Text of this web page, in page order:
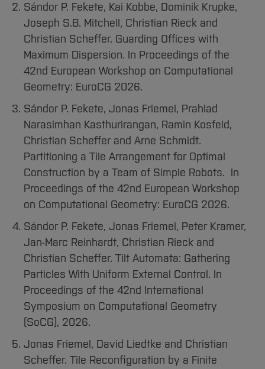
Arbeiten im FB G
Forschung und Projekte
International
Team
Service
Studiengänge
Studieninteressierte
Aktuelles
Studium
Fachgruppen
Forschung und Entwicklung
International
Team
Service
Amtliche Bekanntmachungen
Notfall-Infos
BO Shop
Familiengerechte Hochschule
Gleichstellung
Diskriminierungsfreie Hochschule
Vertretungen
Wahlen
Hochschulbibliothek
Hochschulkommunikation
International Office
Medienzentrum
qed-Stiftung
Zentrale Studienberatung
Sándor P. Fekete, Kai Kobbe, Dominik Krupke,
Joseph S.B. Mitchell, Christian Rieck and
Christian Scheffer. Guarding Offices with
Maximum Dispersion. In Proceedings of the
42nd European Workshop on Computational
Geometry: EuroCG 2026.
Sándor P. Fekete, Jonas Friemel, Prahlad
Narasimhan Kasthurirangan, Ramin Kosfeld,
Christian Scheffer and Arne Schmidt.
Partitioning a Tile Arrangement for Optimal
Construction by a Team of Simple Robots. In
Proceedings of the 42nd European Workshop
on Computational Geometry: EuroCG 2026.
Sándor P. Fekete, Jonas Friemel, Peter Kramer,
Jan-Marc Reinhardt, Christian Rieck and
Christian Scheffer. Tilt Automata: Gathering
Particles With Uniform External Control. In
Proceedings of the 42nd International
Symposium on Computational Geometry
(SoCG), 2026.
Jonas Friemel, David Liedtke and Christian
Scheffer. Tile Reconfiguration by a Finite